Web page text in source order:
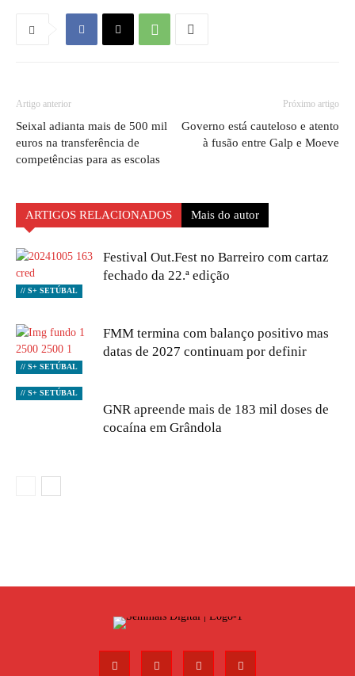
Artigo anterior
Seixal adianta mais de 500 mil
euros na transferência de
competências para as escolas
Próximo artigo
Governo está cauteloso e atento
à fusão entre Galp e Moeve
ARTIGOS RELACIONADOS Mais do autor
// S+ SETÚBAL
Festival Out.Fest no Barreiro com cartaz
fechado da 22.ª edição
// S+ SETÚBAL
FMM termina com balanço positivo mas
datas de 2027 continuam por definir
// S+ SETÚBAL
GNR apreende mais de 183 mil doses de
cocaína em Grândola